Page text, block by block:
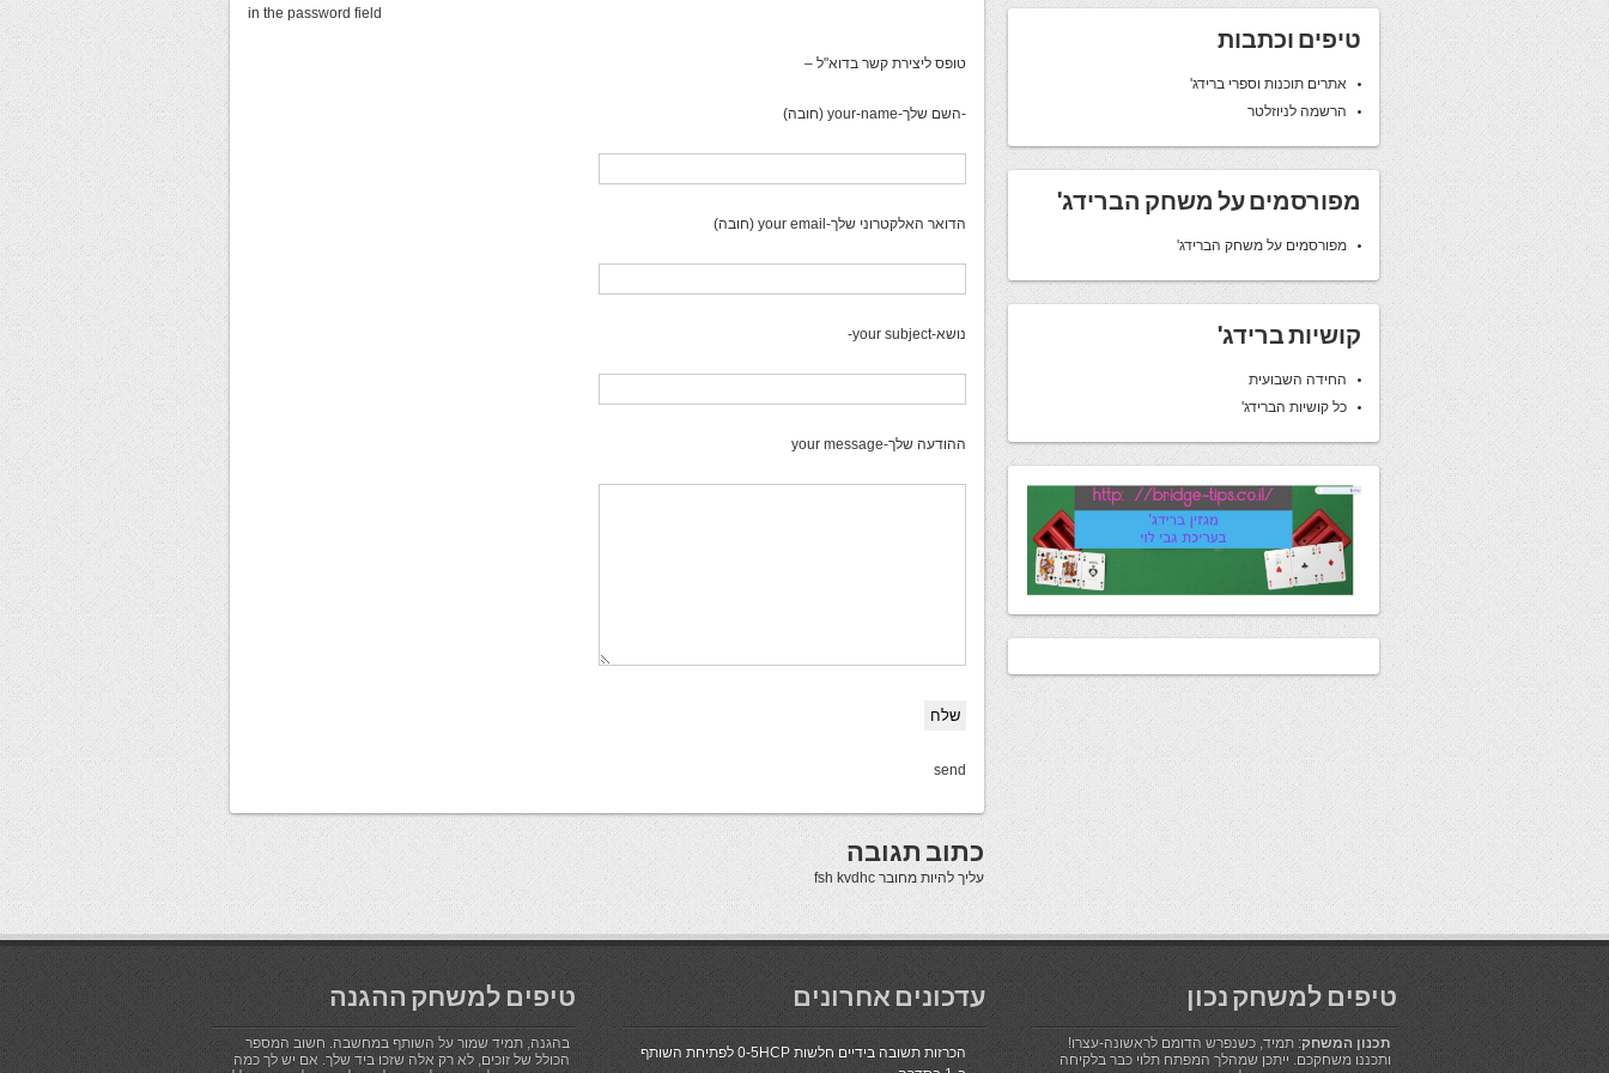
in the password field
טופס ליצירת קשר בדוא"ל –
-השם שלך-your-name (חובה)
הדואר האלקטרוני שלך-your email (חובה)
נושא-your subject-
ההודעה שלך-your message
send
כתוב תגובה
עליך להיות מחובר
טיפים וכתבות
אתרים תוכנות וספרי ברידג'
הרשמה לניוזלטר
מפורסמים על משחק הברידג'
מפורסמים על משחק הברידג'
קושיות ברידג'
החידה השבועית
כל קושיות הברידג'
טיפים למשחק נכון
תכנון המשחק: תמיד, כשנפרש הדומם לראשונה-עצרו!
ותכננו משחקכם. ייתכן שמהלך המפתח תלוי כבר בלקיחה
עדכונים אחרונים
הכרזות תשובה בידיים חלשות 0-5HCP לפתיחת השותף
טיפים למשחק ההגנה
בהגנה, תמיד שמור על השותף במחשבה. חשוב המספר
הכולל של זוכים, לא רק אלה שזכו ביד שלך. אם יש לך כמה